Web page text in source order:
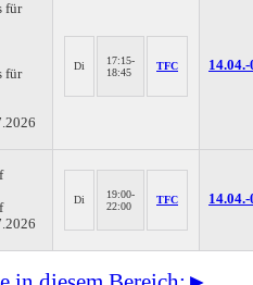
für
für
Di
17:15-
18:45
TFC 14.04.-
Di
19:00-
22:00
TFC 14.04.-